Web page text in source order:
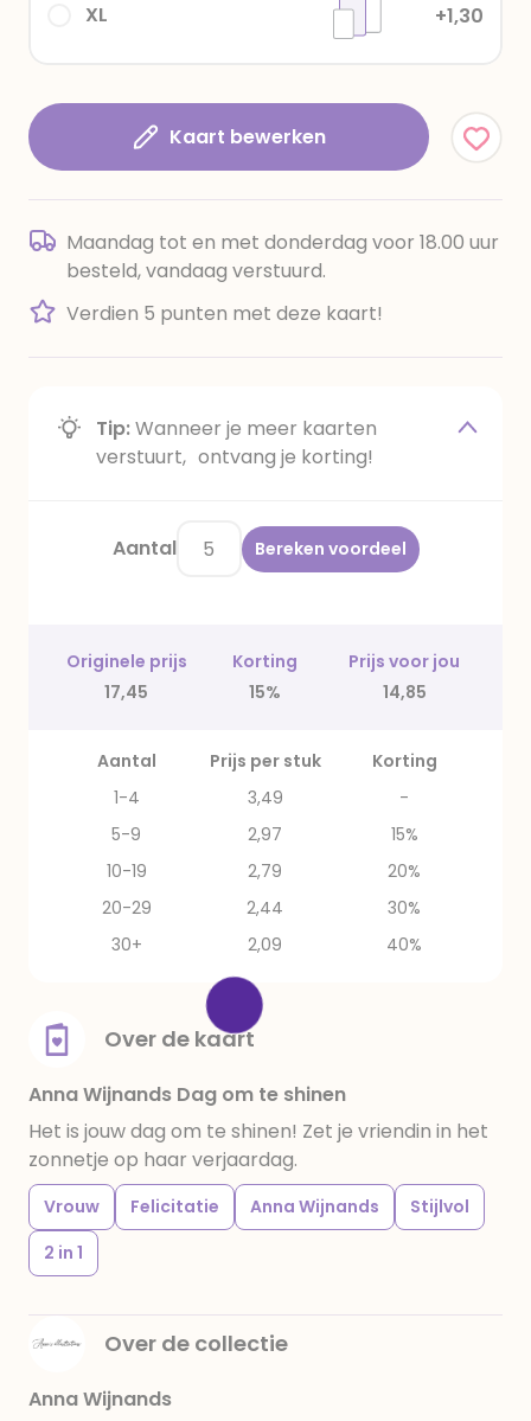
XL +1,30
Kaart bewerken
Maandag tot en met donderdag voor 18.00 uur
besteld, vandaag verstuurd.
Verdien 5 punten met deze kaart!
Tip:Wanneer je meer kaarten
verstuurt, ontvang je korting!
Aantal Bereken voordeel
Originele prijs Korting
Prijs voor jou
17,45
15% 14,85
Aantal Prijs per stuk
Korting
1-4
3,49
-
5-9
2,97
15%
10-19
2,79
20%
20-29
2,44
30%
30+
2,09 40%
Over de kaart
Anna Wijnands Dag om te shinen
Het is jouw dag om te shinen! Zet je vriendin in het
zonnetje op haar verjaardag.
Vrouw Felicitatie Anna Wijnands
Stijlvol
2 in 1
Over de collectie
Anna Wijnands